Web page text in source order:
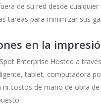
de su red desde
tareas para minimizar sus
en la
Enterprise Hosted a
tablet, computadora
costos de mano de obra